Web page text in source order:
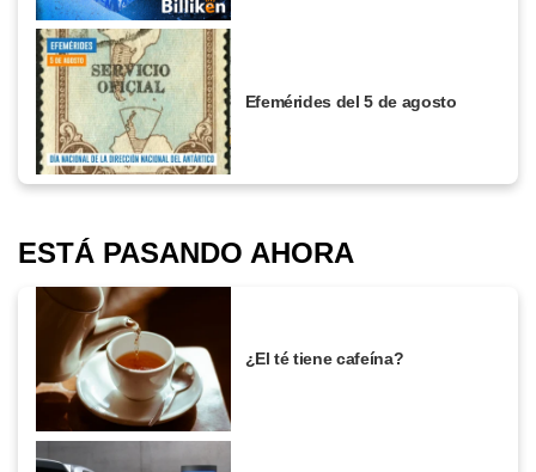
Efemérides del 5 de agosto
ESTÁ PASANDO AHORA
¿El té tiene cafeína?